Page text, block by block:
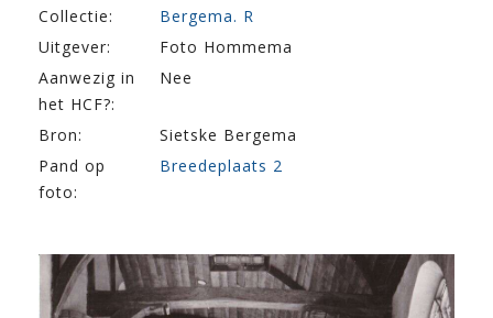
Collectie:
Bergema. R
Uitgever:
Foto Hommema
Aanwezig in
het HCF?:
Nee
Bron:
Sietske Bergema
Pand op
foto:
Breedeplaats 2